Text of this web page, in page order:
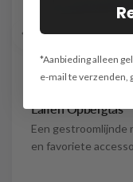
Laifen Opbergtas
Een gestroomlijnde
en favoriete
*Aanbieding alleen
e-mail te verzenden,